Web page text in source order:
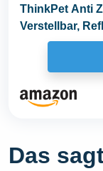
ThinkPet Anti
Verstellbar,
Das